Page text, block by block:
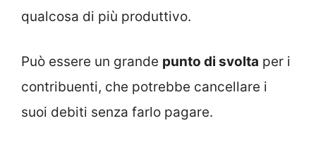
qualcosa di più produttivo.
Può essere un grande punto di svolta per i
contribuenti, che potrebbe cancellare i
suoi debiti senza farlo pagare.